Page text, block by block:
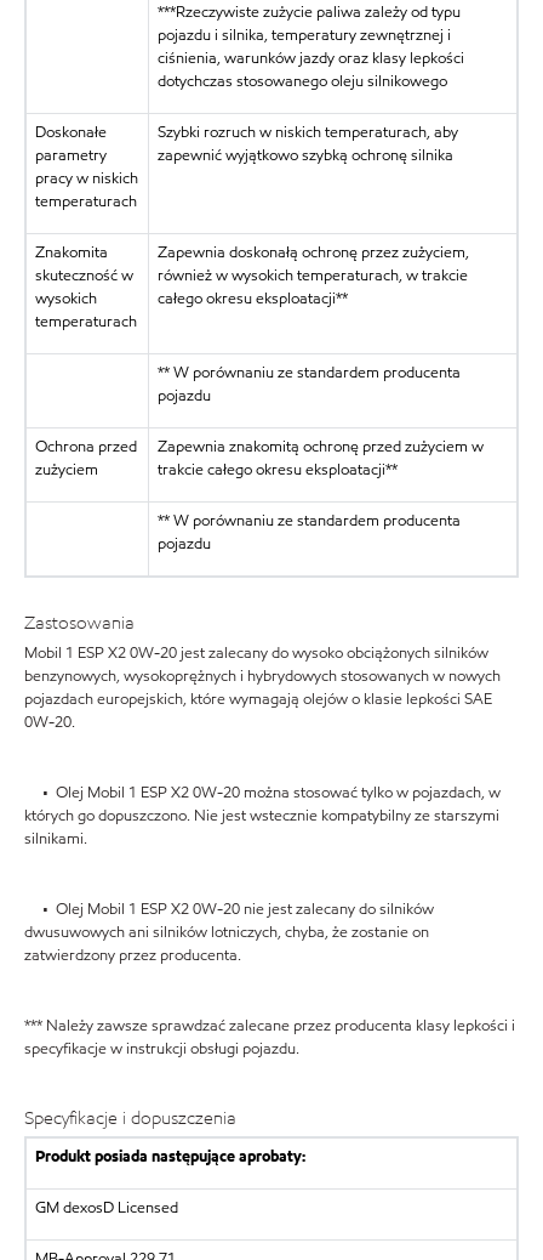
***Rzeczywiste zużycie paliwa zależy od typu
pojazdu i silnika, temperatury zewnętrznej i
ciśnienia, warunków jazdy oraz klasy lepkości
dotychczas stosowanego oleju silnikowego
Doskonałe
parametry
pracy w niskich
temperaturach
Szybki rozruch w niskich temperaturach, aby
zapewnić wyjątkowo szybką ochronę silnika
Znakomita
skuteczność w
wysokich
temperaturach
Zapewnia doskonałą ochronę przez zużyciem,
również w wysokich temperaturach, w trakcie
całego okresu eksploatacji**
** W porównaniu ze standardem producenta
pojazdu
Ochrona przed
zużyciem
Zapewnia znakomitą ochronę przed zużyciem w
trakcie całego okresu eksploatacji**
** W porównaniu ze standardem producenta
pojazdu
Zastosowania
Mobil 1 ESP X2 0W-20 jest zalecany do wysoko obciążonych silników
benzynowych, wysokoprężnych i hybrydowych stosowanych w nowych
pojazdach europejskich, które wymagają olejów o klasie lepkości SAE
0W-20.
• Olej Mobil 1 ESP X2 0W-20 można stosować tylko w pojazdach, w
których go dopuszczono. Nie jest wstecznie kompatybilny ze starszymi
silnikami.
• Olej Mobil 1 ESP X2 0W-20 nie jest zalecany do silników
dwusuwowych ani silników lotniczych, chyba, że zostanie on
zatwierdzony przez producenta.
*** Należy zawsze sprawdzać zalecane przez producenta klasy lepkości i
specyfikacje w instrukcji obsługi pojazdu.
Specyfikacje i dopuszczenia
Produkt posiada następujące aprobaty:
GM dexosD Licensed